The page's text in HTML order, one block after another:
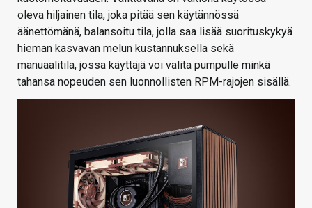
oleva hiljainen tila, joka pitää sen käytännössä
äänettömänä, balansoitu tila, jolla saa lisää suorituskykyä
hieman kasvavan melun kustannuksella sekä
manuaalitila, jossa käyttäjä voi valita pumpulle minkä
tahansa nopeuden sen luonnollisten RPM-rajojen sisällä.